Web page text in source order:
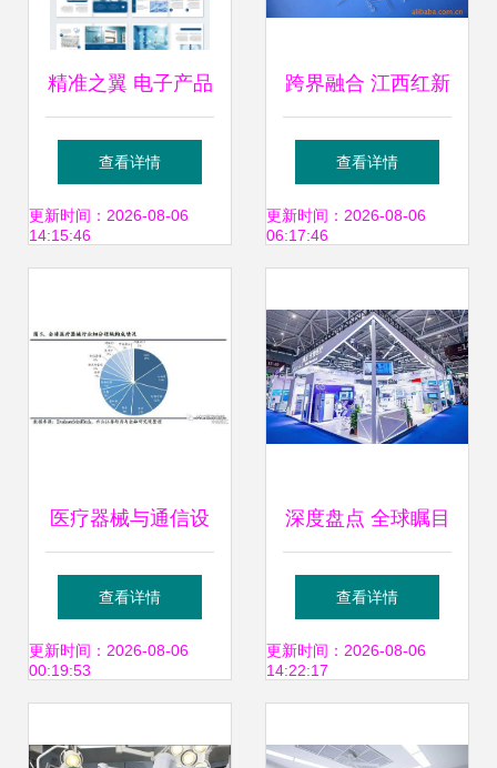
精准之翼 电子产品
如何革新医疗器械
画册海报设计
查看详情
更新时间：2026-08-06
14:15:46
跨界融合 江西红新
医疗器械注射穿刺
器械产品通信设备
查看详情
更新时间：2026-08-06
06:17:46
医疗器械与通信设
备 共迎黄金十年，
谁将执行业发展牛
查看详情
更新时间：2026-08-06
00:19:53
深度盘点 全球瞩目
的美国医疗器械与
电子产品专业展会
查看详情
更新时间：2026-08-06
14:22:17